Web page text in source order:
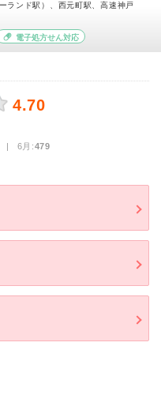
ランド駅）、西元町駅、高速神戸
電子処方せん対応
4.70
| 6月:479